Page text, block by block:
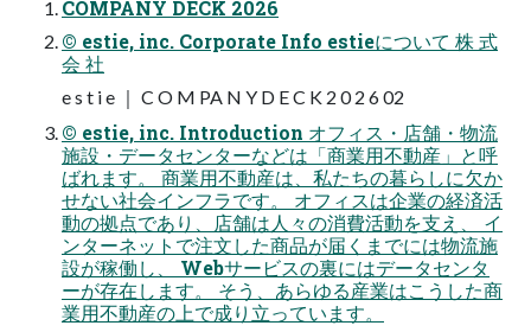
COMPANY DECK 2026
© estie, inc. Corporate Info estieについて 株 式
会 社
e s t i e ｜ C O M PA N Y D E C K 2 0 2 6 02
© estie, inc. Introduction オフィス・店舗・物流
施設・データセンターなどは「商業用不動産」と呼
ばれます。 商業用不動産は、私たちの暮らしに欠か
せない社会インフラです。 オフィスは企業の経済活
動の拠点であり、店舗は人々の消費活動を支え、 イ
ンターネットで注文した商品が届くまでには物流施
設が稼働し、 Webサービスの裏にはデータセンタ
ーが存在します。 そう、あらゆる産業はこうした商
業用不動産の上で成り立っています。